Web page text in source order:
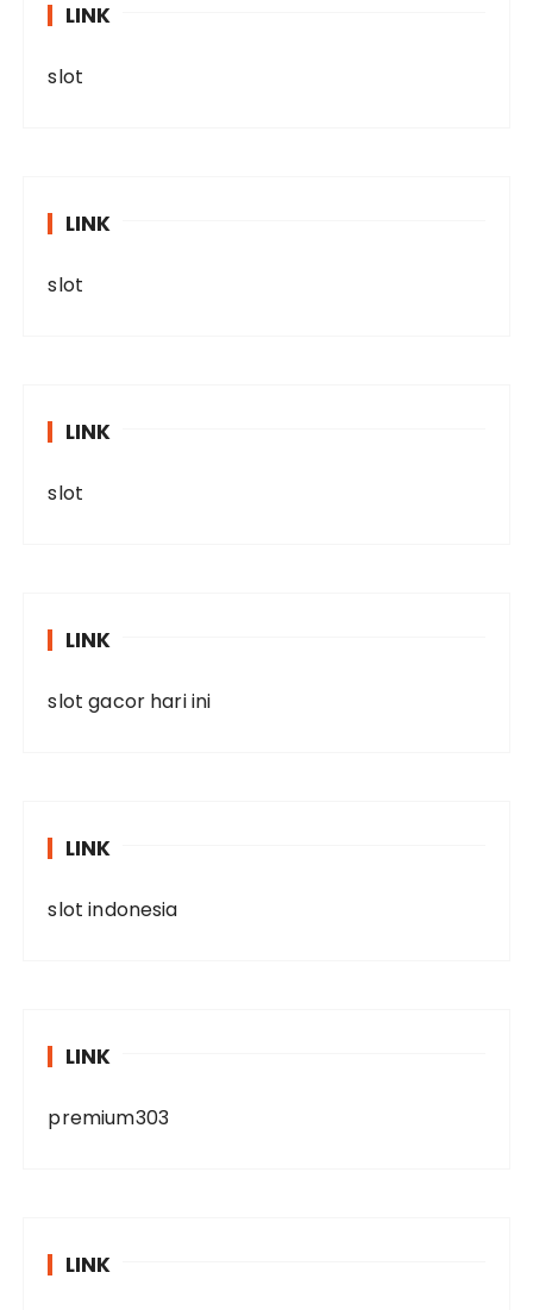
LINK
slot
LINK
slot
LINK
slot
LINK
slot gacor hari ini
LINK
slot indonesia
LINK
premium303
LINK